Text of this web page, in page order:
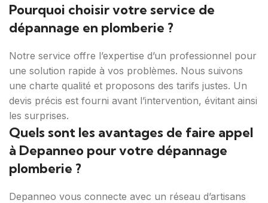
Pourquoi choisir votre service de
dépannage en plomberie ?
Notre service offre l’expertise d’un professionnel pour
une solution rapide à vos problèmes. Nous suivons
une charte qualité et proposons des tarifs justes. Un
devis précis est fourni avant l’intervention, évitant ainsi
les surprises.
Quels sont les avantages de faire appel
à Depanneo pour votre dépannage
plomberie ?
Depanneo vous connecte avec un réseau d’artisans